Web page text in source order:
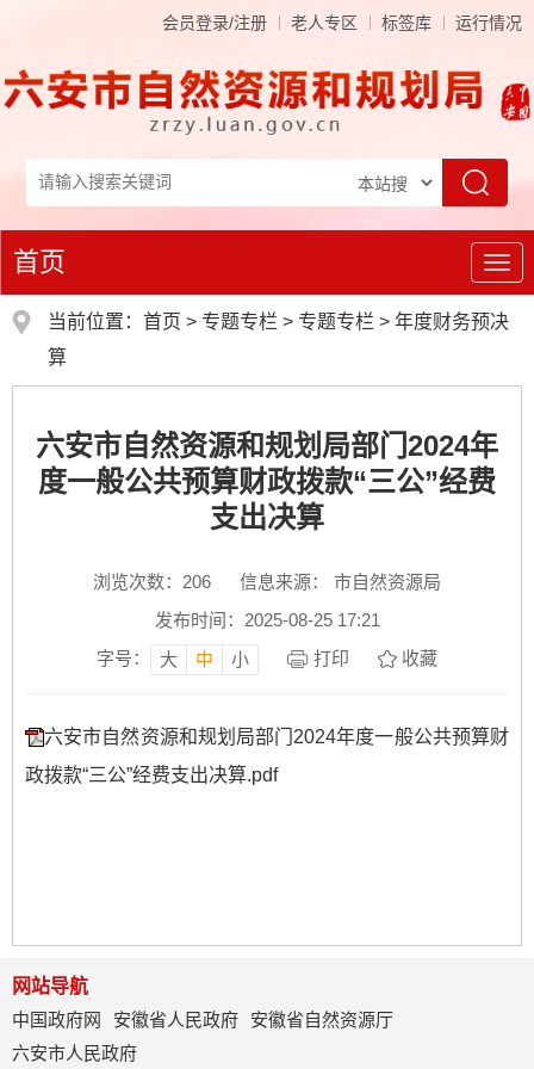
会员登录/注册 老人专区 标签库 运行情况
导
首页
当前位置： 首页 > 专题专栏 > 专题专栏 > 年度财务预决
算
六安市自然资源和规划局部门2024年
度一般公共预算财政拨款“三公”经费
支出决算
浏览次数： 206
信息来源： 市自然资源局
发布时间：2025-08-25 17:21
字号：
大 中 小 打印 收藏
六安市自然资源和规划局部门2024年度一般公共预算财
政拨款“三公”经费支出决算.pdf
网站导航
中国政府网
安徽省人民政府
安徽省自然资源厅
六安市人民政府